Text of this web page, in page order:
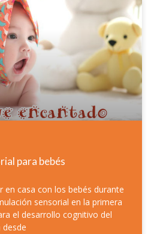
para bebés
en casa con los bebés durante
sensorial en la primera
el desarrollo cognitivo del
desde